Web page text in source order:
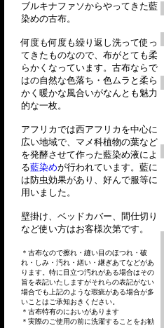
ブルキナファソからやってきた藍
染めの古布。
何度も何度も繰り返し洗って使っ
てきたものなので、布がとても柔
らかくなっています。古布ならで
はの自然な色落ち・色ムラと柔ら
かく暖かな風合いがなんとも魅力
的な一枚。
アフリカでは西アフリカを中心に
広い地域で、マメ科植物の葉など
を発酵させて作った藍染め液によ
る藍染めが行われています。藍に
は防虫効果があり、好んで服等に
用いました。
壁掛け、ベッドカバー、間仕切り
など使い方はお客様次第です。
＊古布なので擦れ・縫い目のほつれ・破
れ・しみ・汚れ・繕い・継ぎあてなどがあ
ります。特に目立つ汚れがある場合はその
旨を表記いたしますがそれらの表記がない
場合でも上記のような瑕疵がある場合が多
いことはご承知おきください。
＊古布特有のにおいがあります
＊実際のご使用の前に洗濯することをお勧